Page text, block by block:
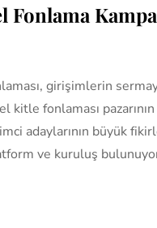
Fonlama
girişimlerin
kitle fonlaması
adaylarının büyük
ve kuruluş